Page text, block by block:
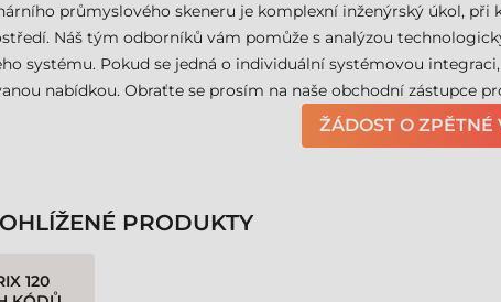
průmyslového skeneru je komplexní inženýrský úkol,
Náš tým odborníků vám pomůže s analýzou
systému. Pokud se jedná o individuální systémovou
nabídkou. Obraťte se prosím na naše obchodní zástupce
ŽÁDOST O ZPĚTNÉ
PRODUKTY
120